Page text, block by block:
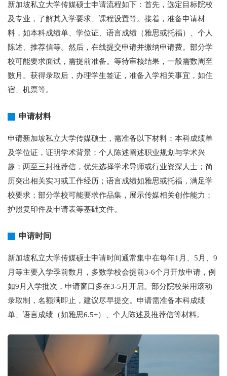
新加坡私立大学传媒硕士申请流程如下：首先，选定目标院校
及专业，了解其入学要求、课程设置等。接着，准备申请材
料，如本科成绩单、学位证、语言成绩（雅思或托福）、个人
陈述、推荐信等。然后，在线提交申请并缴纳申请费。部分学
校可能要求面试，需提前准备。等待审核结果，一般需数周至
数月。获得录取后，办理学生签证，准备入学相关事宜，如住
宿、机票等。
申请材料
申请新加坡私立大学传媒硕士，需准备以下材料：本科成绩单
及学位证，证明学术背景；个人陈述阐述职业规划与学术兴
趣；两至三封推荐信，优先选择学术导师或行业资深人士；简
历突出相关实习或工作经历；语言成绩如雅思或托福，满足学
校要求；部分学校可能要求作品集，展示传媒相关创作能力；
护照复印件及申请表等基础文件。
申请时间
新加坡私立大学传媒硕士申请时间通常集中在每年1月、5月、9
月等主要入学季前数月，多数学校会提前3-6个月开放申请，例
如9月入学批次，申请窗口多在3-5月开启。部分院校采用滚动
录取制，名额满即止，建议尽早提交。申请需准备本科成绩
单、语言成绩（如雅思6.5+）、个人陈述及推荐信等材料。